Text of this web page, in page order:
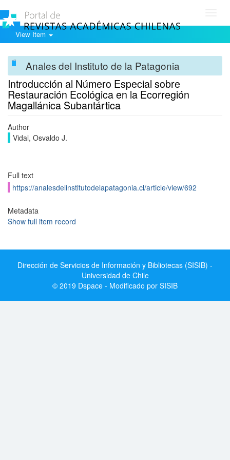
View Item
Anales del Instituto de la Patagonia
Introducción al Número Especial sobre
Restauración Ecológica en la Ecorregión
Magallánica Subantártica
Author
Vidal, Osvaldo J.
Full text
https://analesdelinstitutodelapatagonia.cl/article/view/692
Metadata
Show full item record
Dirección de Servicios de Información y Bibliotecas (SISIB) -
Universidad de Chile
© 2019 Dspace - Modificado por SISIB